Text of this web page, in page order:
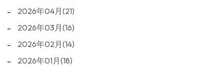
2026年04月(21)
2026年03月(16)
2026年02月(14)
2026年01月(18)